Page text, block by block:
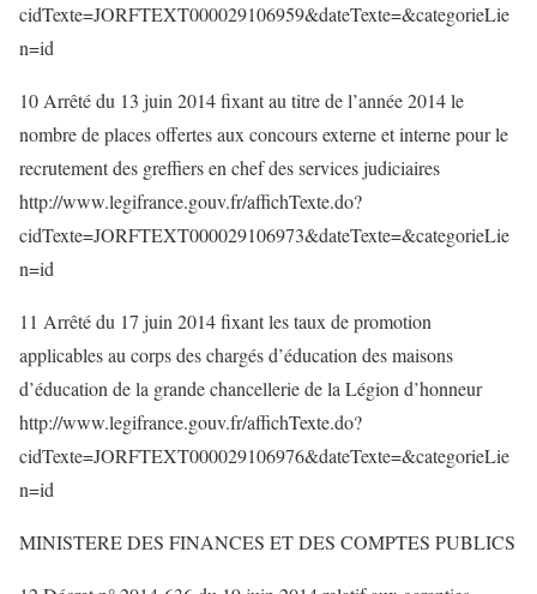
cidTexte=JORFTEXT000029106959&dateTexte=&categorieLie
n=id
10 Arrêté du 13 juin 2014 fixant au titre de l’année 2014 le
nombre de places offertes aux concours externe et interne pour le
recrutement des greffiers en chef des services judiciaires
http://www.legifrance.gouv.fr/affichTexte.do?
cidTexte=JORFTEXT000029106973&dateTexte=&categorieLie
n=id
11 Arrêté du 17 juin 2014 fixant les taux de promotion
applicables au corps des chargés d’éducation des maisons
d’éducation de la grande chancellerie de la Légion d’honneur
http://www.legifrance.gouv.fr/affichTexte.do?
cidTexte=JORFTEXT000029106976&dateTexte=&categorieLie
n=id
MINISTERE DES FINANCES ET DES COMPTES PUBLICS